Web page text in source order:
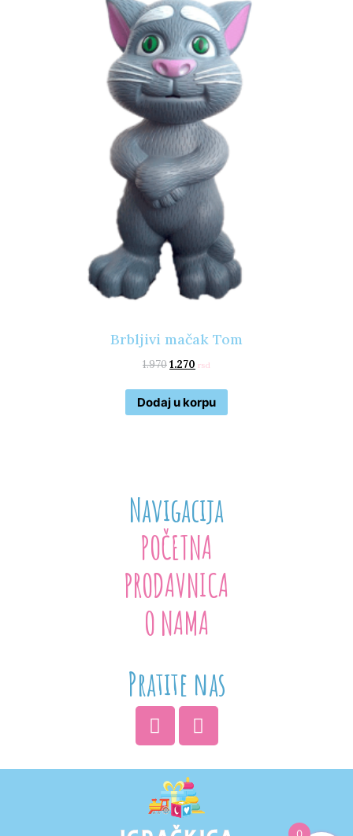
Brbljivi mačak Tom
1.9701.270 rsd
Dodaj u korpu
Navigacija
POČETNA
PRODAVNICA
O NAMA
Pratite nas